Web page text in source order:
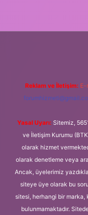
Reklam ve İletişim: E-
Yasal Uyarı: Sitemiz,
ve İletişim Kurumu
olarak hizmet
olarak denetleme veya
Ancak, üyelerimiz
siteye üye olarak bu
sitesi, herhangi bir marka,
bulunmamaktadır.